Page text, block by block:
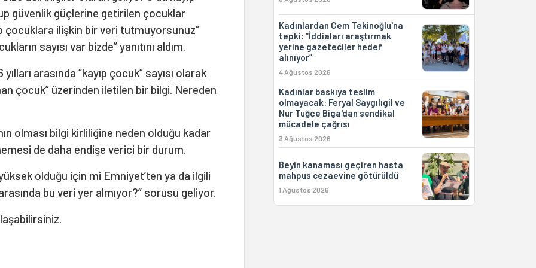
güvenlik güçlerine getirilen çocuklar
çocuklara ilişkin bir veri tutmuyorsunuz”
sayısı var bizde” yanıtını aldım.
arasında “kayıp çocuk” sayısı olarak
çocuk” üzerinden iletilen bir bilgi. Nereden
olması bilgi kirliliğine neden olduğu kadar
de daha endişe verici bir durum.
olduğu için mi Emniyet’ten ya da ilgili
bu veri yer almıyor?” sorusu geliyor.
Kadınlardan Cem Tekinoğlu'na
tepki: “İddiaları araştırmak
yerine gazeteciler hedef
alınıyor”
4 Ağustos 2026
Kadınlar baskıya teslim
olmayacak: Feryal Saygılıgil ve
Nur Tuğçe Biga'dan sendikal
mücadele çağrısı
3 Ağustos 2026
Beyin kanaması geçiren hasta
mahpus cezaevine götürüldü
1 Ağustos 2026